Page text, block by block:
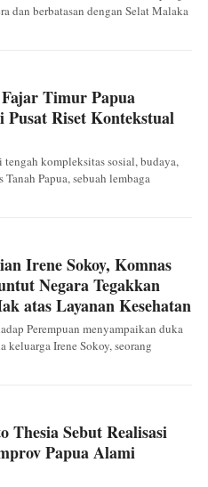
dan berbatasan dengan Selat Malaka
Timur Papua
Pusat Riset Kontekstual
kompleksitas sosial, budaya,
Papua, sebuah lembaga
Irene Sokoy, Komnas
Negara Tegakkan
atas Layanan Kesehatan
Perempuan menyampaikan duka
keluarga Irene Sokoy, seorang
Thesia Sebut Realisasi
Papua Alami